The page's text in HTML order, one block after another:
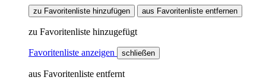
zu Favoritenliste hinzufügen aus Favoritenliste entfernen
zu Favoritenliste hinzugefügt
Favoritenliste anzeigen schließen
aus Favoritenliste entfernt